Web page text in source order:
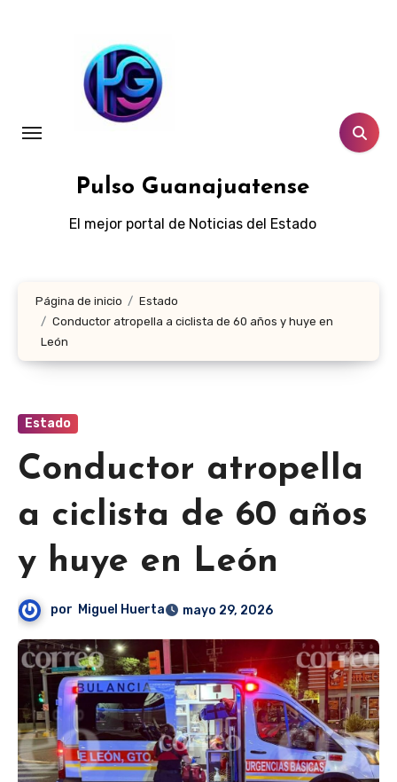
Pulso Guanajuatense
El mejor portal de Noticias del Estado
Página de inicio
Estado
Conductor atropella a ciclista de 60 años y huye en
León
Estado
Conductor atropella
a ciclista de 60 años
y huye en León
por Miguel Huerta mayo 29, 2026